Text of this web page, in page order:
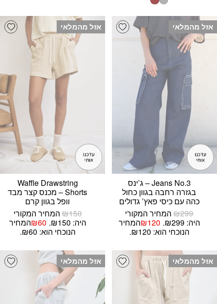
Add wishlist אזל מהמלאי
Jeans No.3 – ג’ינס
בגזרה רחבה בגוון כחול
כהה עם כיסי פאץ’ גדולים
₪299
המחיר המקורי
היה: ₪299.
₪120
המחיר
הנוכחי הוא: ₪120.
אזל מהמלאי
Waffle Drawstring
Shorts – מכנס קצר מבד
וופל בגוון קרם
₪150
המחיר המקורי
היה: ₪150.
₪60
המחיר
הנוכחי הוא: ₪60.
Add wishlist אזל מהמלאי אזל מהמלאי